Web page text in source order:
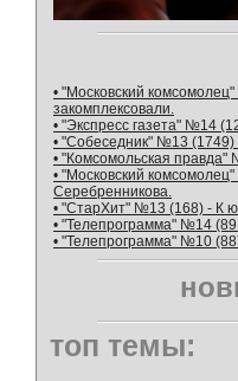
• "Московский
закомплексовали.
• "Экспресс газета" №14
• "Собеседник" №13
• "Комсомольская
• "Московский
Серебренникова.
• "СтарХит" №13 (168) - К
• "Телепрограмма" №14
• "Телепрограмма" №10
топ темы: